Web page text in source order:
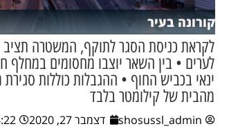
קורונה בעיר
ינאי בכביש החוף • ההגבלות כוללות
מהבית של קילומטר בלבד
shosussl_admin דצמבר 27, 2020 pm